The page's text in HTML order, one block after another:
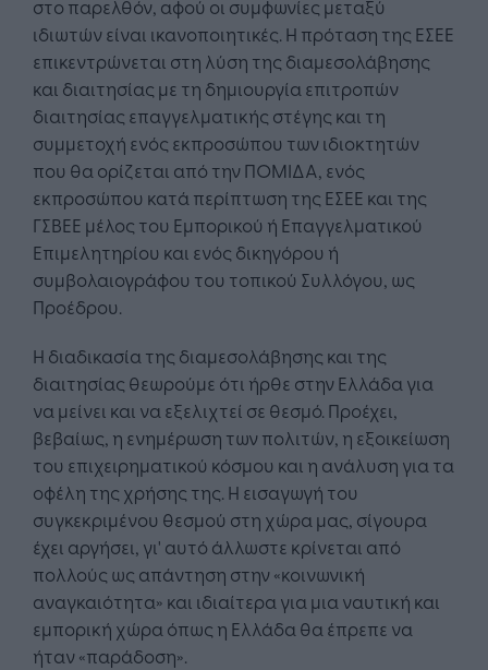
στο παρελθόν, αφού οι συμφωνίες μεταξύ
ιδιωτών είναι ικανοποιητικές. Η πρόταση της ΕΣΕΕ
επικεντρώνεται στη λύση της διαμεσολάβησης
και διαιτησίας με τη δημιουργία επιτροπών
διαιτησίας επαγγελματικής στέγης και τη
συμμετοχή ενός εκπροσώπου των ιδιοκτητών
που θα ορίζεται από την ΠΟΜΙΔΑ, ενός
εκπροσώπου κατά περίπτωση της ΕΣΕΕ και της
ΓΣΒΕΕ μέλος του Εμπορικού ή Επαγγελματικού
Επιμελητηρίου και ενός δικηγόρου ή
συμβολαιογράφου του τοπικού Συλλόγου, ως
Προέδρου.
Η διαδικασία της διαμεσολάβησης και της
διαιτησίας θεωρούμε ότι ήρθε στην Ελλάδα για
να μείνει και να εξελιχτεί σε θεσμό. Προέχει,
βεβαίως, η ενημέρωση των πολιτών, η εξοικείωση
του επιχειρηματικού κόσμου και η ανάλυση για τα
οφέλη της χρήσης της. Η εισαγωγή του
συγκεκριμένου θεσμού στη χώρα μας, σίγουρα
έχει αργήσει, γι' αυτό άλλωστε κρίνεται από
πολλούς ως απάντηση στην «κοινωνική
αναγκαιότητα» και ιδιαίτερα για μια ναυτική και
εμπορική χώρα όπως η Ελλάδα θα έπρεπε να
ήταν «παράδοση».